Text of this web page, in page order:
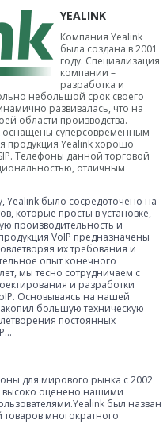
YEALINK
Компания Yealink
была создана в 2001
году. Специализация
компании –
разработка и
небольшой срок своего
развивалась, что на
области производства.
оснащены суперсовременным
продукция Yealink хорошо
Телефоны данной торговой
отличным
Yealink было сосредоточено на
которые просты в установке,
производительность и
VoIP предназначены
их требования и
опыт конечного
мы тесно сотрудничаем с
и разработки
Основываясь на нашей
большую техническую
постоянных
для мирового рынка с 2002
высоко оценено нашими
был назван
многократного